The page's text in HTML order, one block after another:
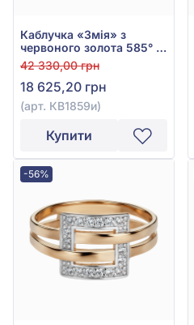
Каблучка «Змія» з
червоного золота 585° з
фіанітом/куб.цирконієм,
арт. КВ1859и
42 330,00 грн
18 625,20 грн
(арт. КВ1859и)
Купити
-56%